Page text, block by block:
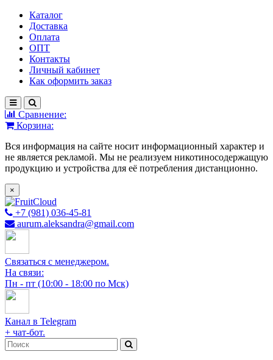
Каталог
Доставка
Оплата
ОПТ
Контакты
Личный кабинет
Как оформить заказ
Сравнение:
Корзина:
Вся информация на сайте носит информационный характер и
не является рекламой. Мы не реализуем никотиносодержащую
продукцию и устройства для её потребления дистанционно.
×
+7 (981) 036-45-81
aurum.aleksandra@gmail.com
Связаться с менеджером.
На связи:
Пн - пт (10:00 - 18:00 по Мск)
Канал в Telegram
+ чат-бот.